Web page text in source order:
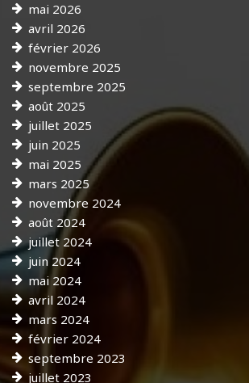
mai 2026
avril 2026
février 2026
novembre 2025
septembre 2025
août 2025
juillet 2025
juin 2025
mai 2025
mars 2025
novembre 2024
août 2024
juillet 2024
juin 2024
mai 2024
avril 2024
mars 2024
février 2024
septembre 2023
juillet 2023